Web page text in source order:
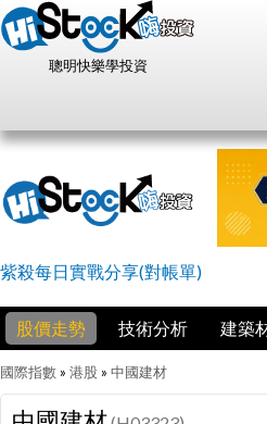
聰明快樂學投資
紫殺每日實戰分享(對帳單)
股價走勢 技術分析 建築
國際指數 » 港股 » 中國建材